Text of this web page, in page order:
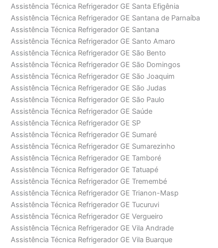
Assistência Técnica Refrigerador GE Santa Efigênia
Assistência Técnica Refrigerador GE Santana de Parnaíba
Assistência Técnica Refrigerador GE Santana
Assistência Técnica Refrigerador GE Santo Amaro
Assistência Técnica Refrigerador GE São Bento
Assistência Técnica Refrigerador GE São Domingos
Assistência Técnica Refrigerador GE São Joaquim
Assistência Técnica Refrigerador GE São Judas
Assistência Técnica Refrigerador GE São Paulo
Assistência Técnica Refrigerador GE Saúde
Assistência Técnica Refrigerador GE SP
Assistência Técnica Refrigerador GE Sumaré
Assistência Técnica Refrigerador GE Sumarezinho
Assistência Técnica Refrigerador GE Tamboré
Assistência Técnica Refrigerador GE Tatuapé
Assistência Técnica Refrigerador GE Tremembé
Assistência Técnica Refrigerador GE Trianon-Masp
Assistência Técnica Refrigerador GE Tucuruvi
Assistência Técnica Refrigerador GE Vergueiro
Assistência Técnica Refrigerador GE Vila Andrade
Assistência Técnica Refrigerador GE Vila Buarque